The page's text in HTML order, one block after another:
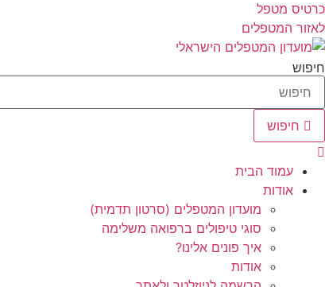
כרטיס מטפל
לאזור המטפלים
חיפוש
חיפוש
עמוד הבית
אודות
מועדון המטפלים (סרטון תדמית)
סוגי טיפולים ברפואה משלימה
איך פונים אלינו?
אודות